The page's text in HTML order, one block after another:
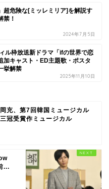
超危険な[ミッレミリア]を解説す
禁！
2024年7月5日
ル枠放送新ドラマ「ifの世界で恋
加キャスト・ED主題歌・ポスタ
挙解禁
2025年11月10日
充、第7回韓国ミュージカル
冠受賞作ミュージカル
...